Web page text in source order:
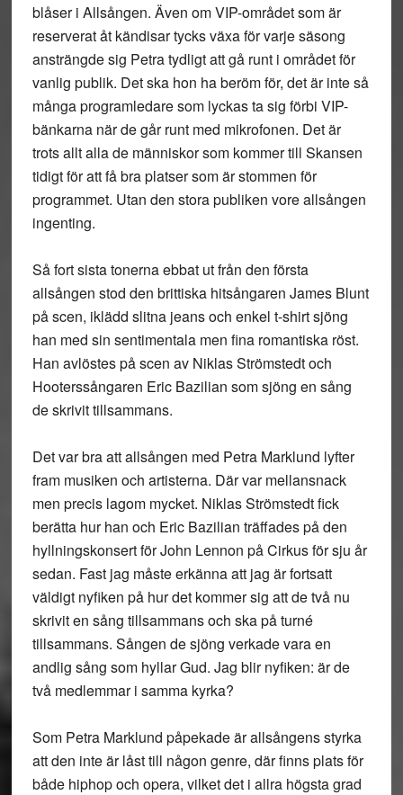
blåser i Allsången. Även om VIP-området som är
reserverat åt kändisar tycks växa för varje säsong
ansträngde sig Petra tydligt att gå runt i området för
vanlig publik. Det ska hon ha beröm för, det är inte så
många programledare som lyckas ta sig förbi VIP-
bänkarna när de går runt med mikrofonen. Det är
trots allt alla de människor som kommer till Skansen
tidigt för att få bra platser som är stommen för
programmet. Utan den stora publiken vore allsången
ingenting.
Så fort sista tonerna ebbat ut från den första
allsången stod den brittiska hitsångaren James Blunt
på scen, iklädd slitna jeans och enkel t-shirt sjöng
han med sin sentimentala men fina romantiska röst.
Han avlöstes på scen av Niklas Strömstedt och
Hooterssångaren Eric Bazilian som sjöng en sång
de skrivit tillsammans.
Det var bra att allsången med Petra Marklund lyfter
fram musiken och artisterna. Där var mellansnack
men precis lagom mycket. Niklas Strömstedt fick
berätta hur han och Eric Bazilian träffades på den
hyllningskonsert för John Lennon på Cirkus för sju år
sedan. Fast jag måste erkänna att jag är fortsatt
väldigt nyfiken på hur det kommer sig att de två nu
skrivit en sång tillsammans och ska på turné
tillsammans. Sången de sjöng verkade vara en
andlig sång som hyllar Gud. Jag blir nyfiken: är de
två medlemmar i samma kyrka?
Som Petra Marklund påpekade är allsångens styrka
att den inte är låst till någon genre, där finns plats för
både hiphop och opera, vilket det i allra högsta grad